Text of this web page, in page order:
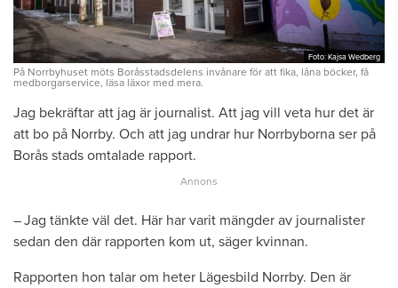
Foto: Kajsa Wedberg
Foto: Kajsa Wedberg
På Norrbyhuset möts Boråsstadsdelens invånare för att fika, låna böcker, få
medborgarservice, läsa läxor med mera.
Jag bekräftar att jag är journalist. Att jag vill veta hur det är
att bo på Norrby. Och att jag undrar hur Norrbyborna ser på
Borås stads omtalade rapport.
– Jag tänkte väl det. Här har varit mängder av journalister
sedan den där rapporten kom ut, säger kvinnan.
Rapporten hon talar om heter Lägesbild Norrby. Den är